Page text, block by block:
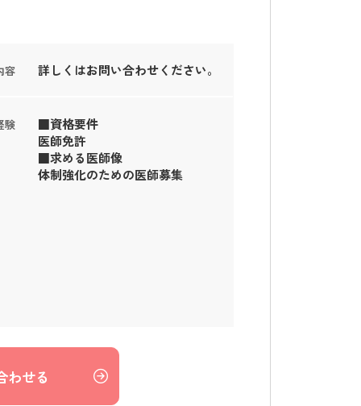
容 詳しくはお問い合わせください。
験
■資格要件
医師免許
■求める医師像
体制強化のための医師募集
わせる